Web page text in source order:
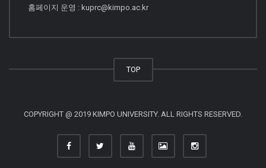
홈페이지 운영 : kuprc@kimpo.ac.kr
TOP
COPYRIGHT @ 2019 KIMPO UNIVERSITY. ALL RIGHTS RESERVED.